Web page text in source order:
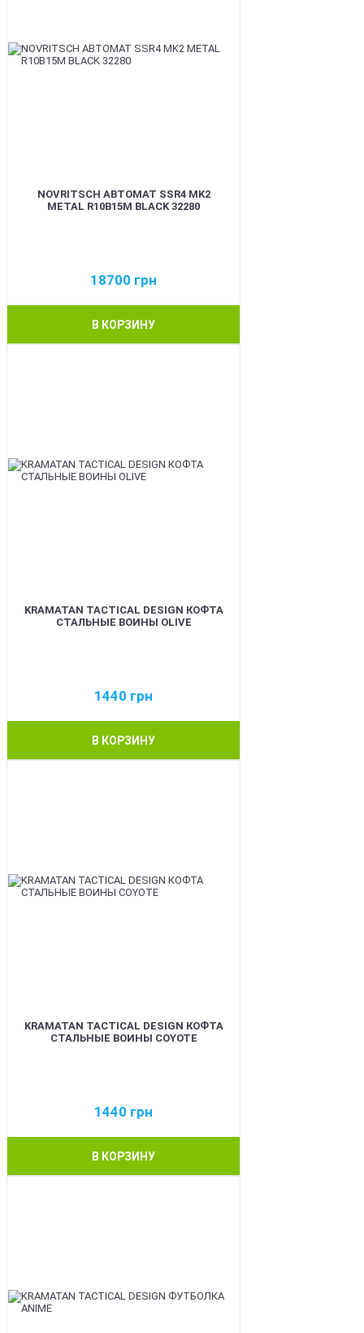
NOVRITSCH АВТОМАТ SSR4 MK2
METAL R10B15M BLACK 32280
18700 грн
В КОРЗИНУ
KRAMATAN TACTICAL DESIGN КОФТА
СТАЛЬНЫЕ ВОИНЫ OLIVE
1440 грн
В КОРЗИНУ
KRAMATAN TACTICAL DESIGN КОФТА
СТАЛЬНЫЕ ВОИНЫ COYOTE
1440 грн
В КОРЗИНУ